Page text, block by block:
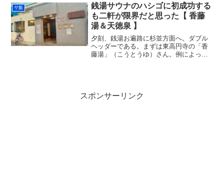
の温泉だったけど、露天風呂のつぼ湯は
「麻生黒美水温泉」と...
サ飯
銭湯サウナのハシゴに初成功する
も二軒が限界だと思った【 香藤
湯＆天徳泉 】
夕刻、銭湯お遍路に杉並方面へ。ダブル
ヘッダーである。まずは東高円寺の「香
藤湯」（こうとうゆ）さん。例によって
スポンサーリンク